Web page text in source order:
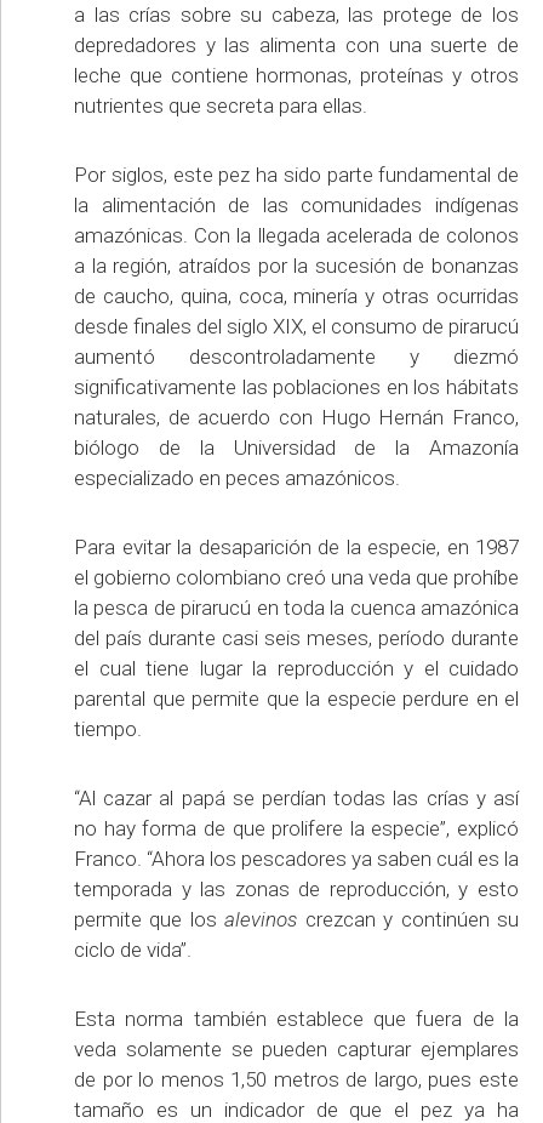
a las crías sobre su cabeza, las protege de los
depredadores y las alimenta con una suerte de
leche que contiene hormonas, proteínas y otros
nutrientes que secreta para ellas.
Por siglos, este pez ha sido parte fundamental de
la alimentación de las comunidades indígenas
amazónicas. Con la llegada acelerada de colonos
a la región, atraídos por la sucesión de bonanzas
de caucho, quina, coca, minería y otras ocurridas
desde finales del siglo XIX, el consumo de pirarucú
aumentó descontroladamente y diezmó
significativamente las poblaciones en los hábitats
naturales, de acuerdo con Hugo Hernán Franco,
biólogo de la Universidad de la Amazonía
especializado en peces amazónicos.
Para evitar la desaparición de la especie, en 1987
el gobierno colombiano creó una veda que prohíbe
la pesca de pirarucú en toda la cuenca amazónica
del país durante casi seis meses, período durante
el cual tiene lugar la reproducción y el cuidado
parental que permite que la especie perdure en el
tiempo.
“Al cazar al papá se perdían todas las crías y así
no hay forma de que prolifere la especie”, explicó
Franco. “Ahora los pescadores ya saben cuál es la
temporada y las zonas de reproducción, y esto
permite que losalevinos crezcan y continúen su
ciclo de vida”.
Esta norma también establece que fuera de la
veda solamente se pueden capturar ejemplares
de por lo menos 1,50 metros de largo, pues este
tamaño es un indicador de que el pez ya ha